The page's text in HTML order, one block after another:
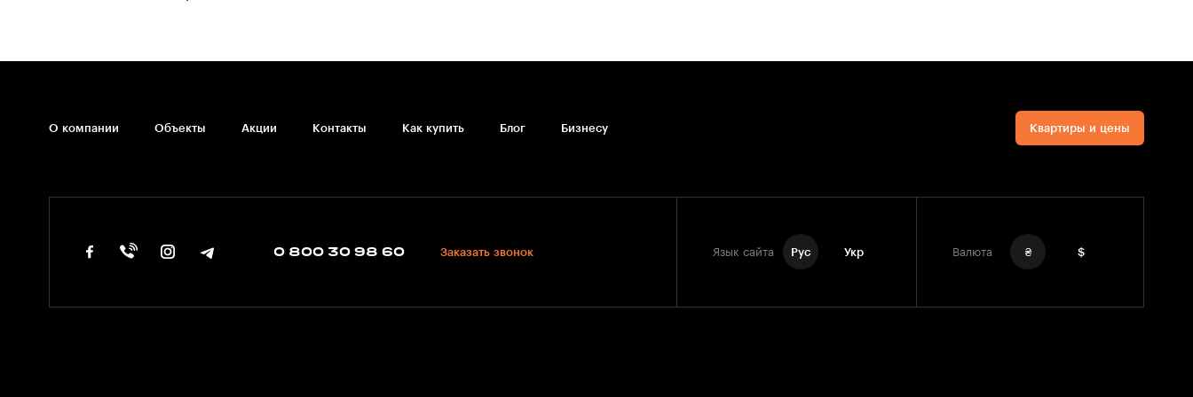
О компании Объекты Акции Контакты Как купить Блог Бизнесу Квартиры и цены
0 800 30 98 60 Заказать звонок Язык сайта Рус Укр Валюта ₴ $